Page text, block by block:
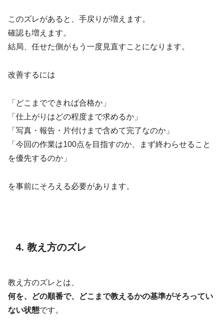
このズレがあると、手戻りが増えます。
確認も増えます。
結局、任せた側がもう一度見直すことになります。
改善するには
「どこまでできれば合格か」
「仕上がりはどの程度まで求めるか」
「写真・報告・片付けまで含めて完了なのか」
「今回の作業は100点を目指すのか、まず終わらせること
を優先するのか」
を事前にそろえる必要があります。
4. 教え方のズレ
教え方のズレとは、
何を、どの順番で、どこまで教えるかの基準がそろってい
ない状態です。